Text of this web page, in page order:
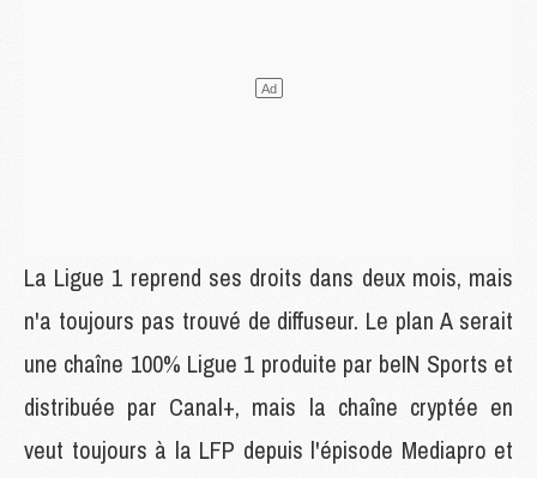
La Ligue 1 reprend ses droits dans deux mois, mais
n'a toujours pas trouvé de diffuseur. Le plan A serait
une chaîne 100% Ligue 1 produite par beIN Sports et
distribuée par Canal+, mais la chaîne cryptée en
veut toujours à la LFP depuis l'épisode Mediapro et